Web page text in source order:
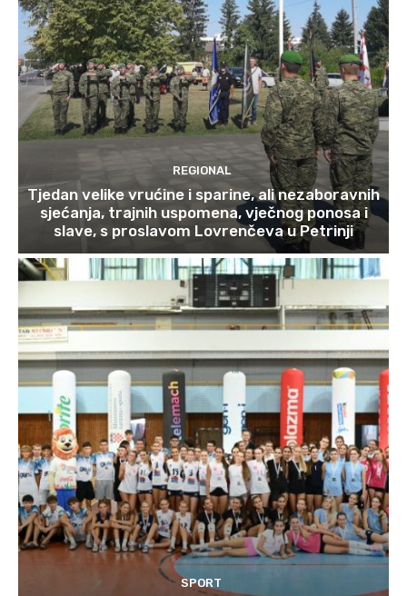
REGIONAL
Tjedan velike vrućine i sparine, ali nezaboravnih
sjećanja, trajnih uspomena, vječnog ponosa i
slave, s proslavom Lovrenčeva u Petrinji
SPORT